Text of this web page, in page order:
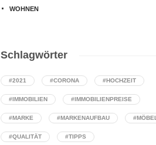
WOHNEN
Schlagwörter
#2021 #CORONA #HOCHZEIT
#IMMOBILIEN #IMMOBILIENPREISE
#MARKE #MARKENAUFBAU #MÖBEL
#QUALITÄT #TIPPS